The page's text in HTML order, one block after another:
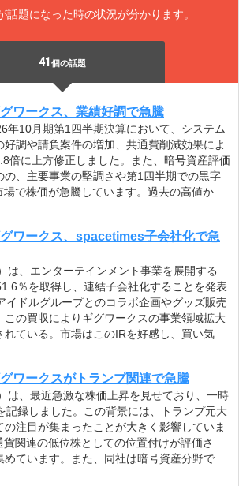
話題になった時の状況が分かります。
41 個の話題
ワークス、業績好調で急騰
年10月期第1四半期決算において、システム
好調や請負案件の増加、共通費削減効果によ
倍に上方修正しました。また、暗号資産評価
の、主要事業の堅調さや第1四半期での黒字
で株価が急騰しています。過去の高値か
ワークス、spacetimes子会社化で急
は、エンターテインメント事業を展開する
％を取得し、連結子会社化することを発表
イドルグループとのコラボ企画やグッズ販売
この買収によりギグワークスの事業領域拡大
れている。市場はこのIRを好感し、買い気
ワークスがトランプ関連で急騰
は、最近急激な株価上昇を見せており、一時
記録しました。この背景には、トランプ元大
注目が集まったことが大きく影響していま
関連の低位株としての位置付けが評価さ
めています。また、同社は暗号資産分野で